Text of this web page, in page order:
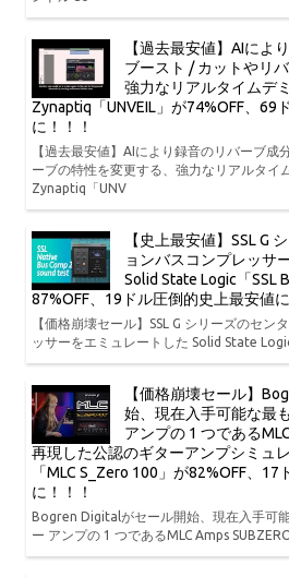
【過去最安値】AIによ
ブースト / カットやリ
強力なリアルタイムデ
Zynaptiq「UNVEIL」が74%OFF、69
に！！！
【過去最安値】AIにより録音のリバーブ成
ーブの特性を変更する、強力なリアルタイ
Zynaptiq「UNV
【史上最安値】SSL G
ョンバスコンプレッサ
Solid State Logic「SSL
87%OFF、19ドル圧倒的史上最安値に
【価格崩壊セール】SSL G シリーズのセン
ッサーをエミュレートした Solid State
【価格崩壊セール】
始、現在入手可能な最
アンプの 1 つである
再現した公認のギターアンプシミュ
「MLC S_Zero 100」が82%OFF、
に！！！
Bogren Digitalがセール開始、現在入手可
ー アンプの 1 つであるMLC Amps